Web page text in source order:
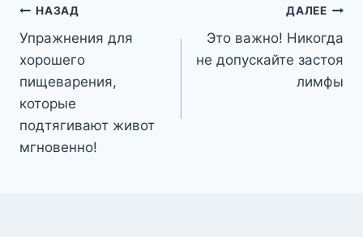
Навигация
по
записям
НАЗАД
Упражнения для
хорошего
пищеварения,
которые
подтягивают живот
мгновенно!
ДАЛЕЕ
Это важно! Никогда
не допускайте застоя
лимфы